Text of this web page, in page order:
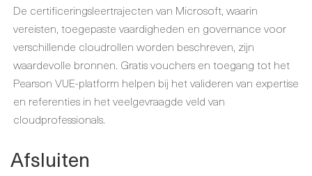
De certificeringsleertrajecten van Microsoft, waarin
vereisten, toegepaste vaardigheden en governance voor
verschillende cloudrollen worden beschreven, zijn
waardevolle bronnen. Gratis vouchers en toegang tot het
Pearson VUE-platform helpen bij het valideren van expertise
en referenties in het veelgevraagde veld van
cloudprofessionals.
Afsluiten